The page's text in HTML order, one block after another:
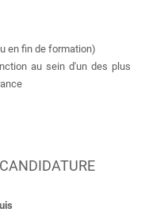
en fin de formation)
au sein d'un des plus